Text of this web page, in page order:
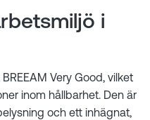
i
Very Good, vilket
inom hållbarhet. Den är
och ett inhägnat,